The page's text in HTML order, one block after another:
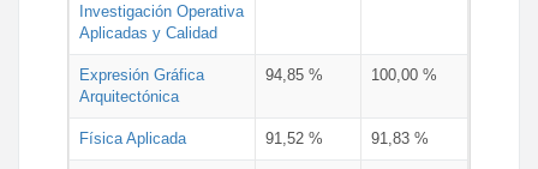
Investigación Operativa
Aplicadas y Calidad
Expresión Gráfica
Arquitectónica
94,85 % 100,00 %
Física Aplicada 91,52 % 91,83 %